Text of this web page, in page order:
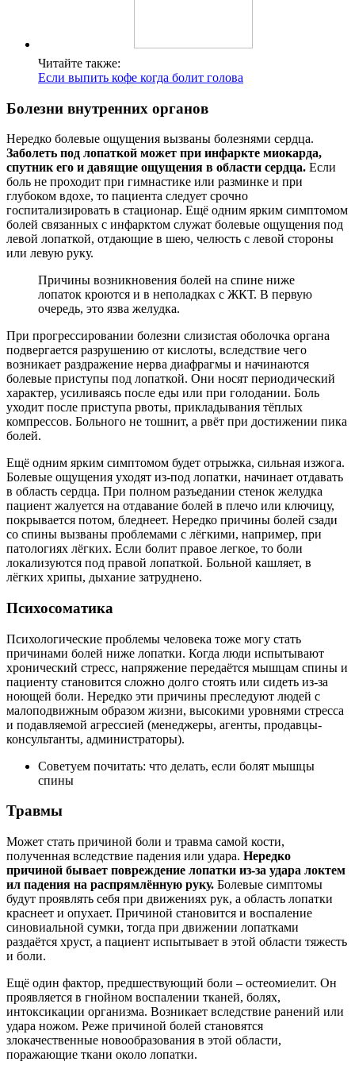
Читайте также:
Если выпить кофе когда болит голова
Болезни внутренних органов
Нередко болевые ощущения вызваны болезнями сердца.
Заболеть под лопаткой может при инфаркте миокарда,
спутник его и давящие ощущения в области сердца. Если
боль не проходит при гимнастике или разминке и при
глубоком вдохе, то пациента следует срочно
госпитализировать в стационар. Ещё одним ярким симптомом
болей связанных с инфарктом служат болевые ощущения под
левой лопаткой, отдающие в шею, челюсть с левой стороны
или левую руку.
Причины возникновения болей на спине ниже
лопаток кроются и в неполадках с ЖКТ. В первую
очередь, это язва желудка.
При прогрессировании болезни слизистая оболочка органа
подвергается разрушению от кислоты, вследствие чего
возникает раздражение нерва диафрагмы и начинаются
болевые приступы под лопаткой. Они носят периодический
характер, усиливаясь после еды или при голодании. Боль
уходит после приступа рвоты, прикладывания тёплых
компрессов. Больного не тошнит, а рвёт при достижении пика
болей.
Ещё одним ярким симптомом будет отрыжка, сильная изжога.
Болевые ощущения уходят из-под лопатки, начинает отдавать
в область сердца. При полном разъедании стенок желудка
пациент жалуется на отдавание болей в плечо или ключицу,
покрывается потом, бледнеет. Нередко причины болей сзади
со спины вызваны проблемами с лёгкими, например, при
патологиях лёгких. Если болит правое легкое, то боли
локализуются под правой лопаткой. Больной кашляет, в
лёгких хрипы, дыхание затруднено.
Психосоматика
Психологические проблемы человека тоже могу стать
причинами болей ниже лопатки. Когда люди испытывают
хронический стресс, напряжение передаётся мышцам спины и
пациенту становится сложно долго стоять или сидеть из-за
ноющей боли. Нередко эти причины преследуют людей с
малоподвижным образом жизни, высокими уровнями стресса
и подавляемой агрессией (менеджеры, агенты, продавцы-
консультанты, администраторы).
Советуем почитать: что делать, если болят мышцы
спины
Травмы
Может стать причиной боли и травма самой кости,
полученная вследствие падения или удара. Нередко
причиной бывает повреждение лопатки из-за удара локтем
ил падения на распрямлённую руку. Болевые симптомы
будут проявлять себя при движениях рук, а область лопатки
краснеет и опухает. Причиной становится и воспаление
синовиальной сумки, тогда при движении лопатками
раздаётся хруст, а пациент испытывает в этой области тяжесть
и боли.
Ещё один фактор, предшествующий боли – остеомиелит. Он
проявляется в гнойном воспалении тканей, болях,
интоксикации организма. Возникает вследствие ранений или
удара ножом. Реже причиной болей становятся
злокачественные новообразования в этой области,
поражающие ткани около лопатки.